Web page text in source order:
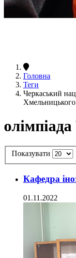
Головна
Теги
Черкаський
Показувати
Кафедра
01.11.2022